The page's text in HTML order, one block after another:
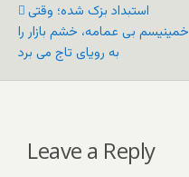
استبداد بزک شده؛ وقتی
خمینیسم بی عمامه، خشم بازار را
به رویای تاج می برد
Leave a Reply